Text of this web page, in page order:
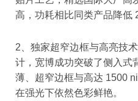
高，功耗相比同类产品降低
2、独家超窄边框与高亮技
计，宽博成功突破了侧入式
薄、超窄边框与高达 1500
在强光下依然色彩鲜艳。